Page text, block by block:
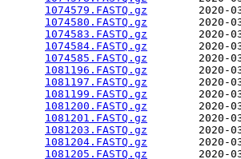
1074579.FASTQ.gz
2020-
1074580.FASTQ.gz
2020-
1074583.FASTQ.gz
2020-
1074584.FASTQ.gz
2020-
1074585.FASTQ.gz
2020-
1081196.FASTQ.gz
2020-
1081197.FASTQ.gz
2020-
1081199.FASTQ.gz
2020-
1081200.FASTQ.gz
2020-
1081201.FASTQ.gz
2020-
1081203.FASTQ.gz
2020-
1081204.FASTQ.gz
2020-
1081205.FASTQ.gz
2020-